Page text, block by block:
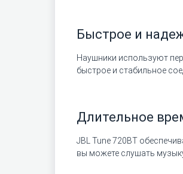
Быстрое и
Наушники используют
быстрое и стабильное
Длительное
JBL Tune 720BT
вы можете слушать